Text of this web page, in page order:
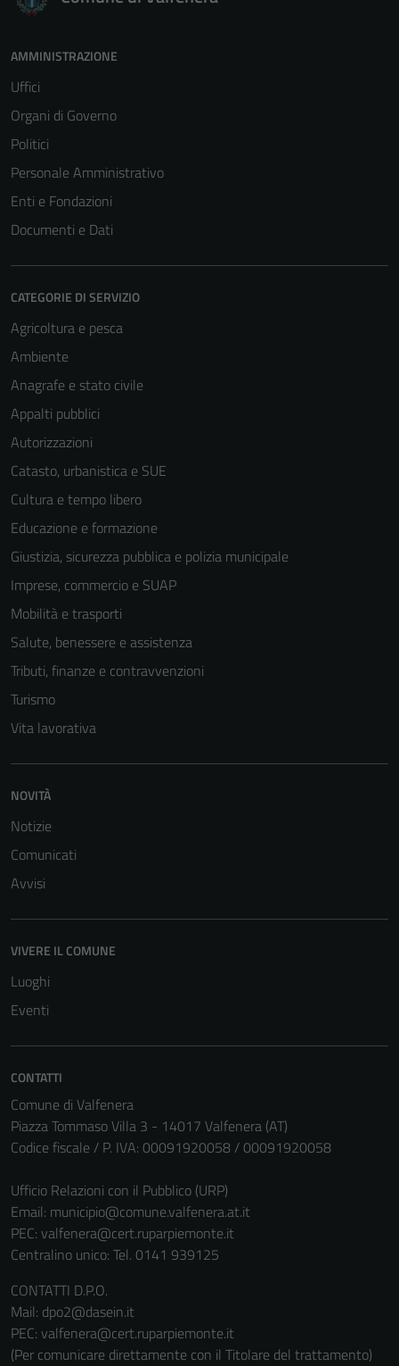
AMMINISTRAZIONE
Uffici
Organi di Governo
Politici
Personale Amministrativo
Enti e Fondazioni
Documenti e Dati
CATEGORIE DI SERVIZIO
Agricoltura e pesca
Ambiente
Anagrafe e stato civile
Appalti pubblici
Autorizzazioni
Catasto, urbanistica e SUE
Cultura e tempo libero
Educazione e formazione
Giustizia, sicurezza pubblica e polizia municipale
Imprese, commercio e SUAP
Mobilità e trasporti
Salute, benessere e assistenza
Tributi, finanze e contravvenzioni
Turismo
Vita lavorativa
NOVITÀ
Notizie
Comunicati
Avvisi
VIVERE IL COMUNE
Luoghi
Eventi
CONTATTI
Comune di Valfenera
Piazza Tommaso Villa 3 - 14017 Valfenera (AT)
Codice fiscale / P. IVA: 00091920058 / 00091920058
Ufficio Relazioni con il Pubblico (URP)
Email: municipio@comune.valfenera.at.it
PEC: valfenera@cert.ruparpiemonte.it
Centralino unico: Tel. 0141 939125
CONTATTI D.P.O.
Mail: dpo2@dasein.it
PEC: valfenera@cert.ruparpiemonte.it
(Per comunicare direttamente con il Titolare del trattamento)
Tecnici
funzionamento
del sito e non